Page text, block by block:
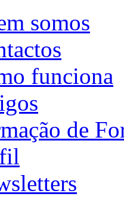
somos
funciona
de